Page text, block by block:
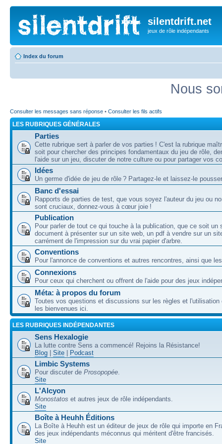
silentdrift.net
jeux de rôle indépendants
Index du forum
Nous
Consulter les messages sans réponse • Consulter les fils actifs
LES RUBRIQUES GÉNÉRALES
Parties
Cette rubrique sert à parler de vos parties ! C'est la rubrique
soit pour chercher des principes fondamentaux du jeu de rôle,
l'aide sur un jeu, discuter de notre culture ou pour partager vos
Idées
Un germe d'idée de jeu de rôle ? Partagez-le et laissez-le
Banc d'essai
Rapports de parties de test, que vous soyez l'auteur du jeu ou
sont cruciaux, donnez-vous à cœur joie !
Publication
Pour parler de tout ce qui touche à la publication, que ce soit un
document à présenter sur un site web, un pdf à vendre sur un
carrément de l'impression sur du vrai papier d'arbre.
Conventions
Pour l'annonce de conventions et autres rencontres, ainsi que
Connexions
Pour ceux qui cherchent ou offrent de l'aide pour des jeux
Méta: à propos du forum
Toutes vos questions et discussions sur les règles et l'utilisation
les bienvenues ici.
LES RUBRIQUES INDÉPENDANTES
Sens Hexalogie
La lutte contre Sens a commencé! Rejoins la Résistance!
Blog
Site Podcast
Limbic Systems
Pour discuter de Prosopopée.
Site
L'Alcyon
Monostatos et autres jeux de rôle indépendants.
Site
Boîte à Heuhh Éditions
La Boîte à Heuhh est un éditeur de jeux de rôle qui importe en
des jeux indépendants méconnus qui méritent d'être francisés.
Site